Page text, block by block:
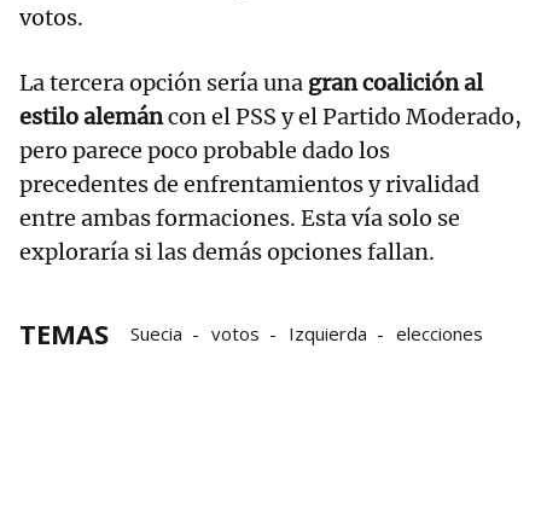
votos.
La tercera opción sería una gran coalición al
estilo alemáncon el PSS y el Partido Moderado,
pero parece poco probable dado los
precedentes de enfrentamientos y rivalidad
entre ambas formaciones. Esta vía solo se
exploraría si las demás opciones fallan.
TEMAS Suecia votos Izquierda elecciones